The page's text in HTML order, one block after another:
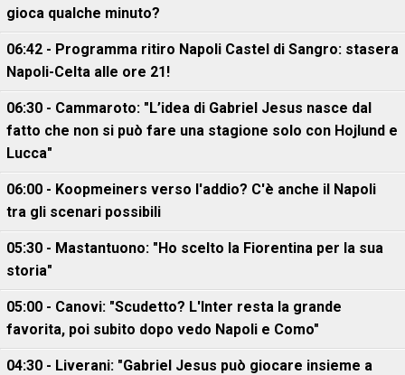
gioca qualche minuto?
06:42 - Programma ritiro Napoli Castel di Sangro: stasera
Napoli-Celta alle ore 21!
06:30 - Cammaroto: "L’idea di Gabriel Jesus nasce dal
fatto che non si può fare una stagione solo con Hojlund e
Lucca"
06:00 - Koopmeiners verso l'addio? C'è anche il Napoli
tra gli scenari possibili
05:30 - Mastantuono: "Ho scelto la Fiorentina per la sua
storia"
05:00 - Canovi: "Scudetto? L'Inter resta la grande
favorita, poi subito dopo vedo Napoli e Como"
04:30 - Liverani: "Gabriel Jesus può giocare insieme a